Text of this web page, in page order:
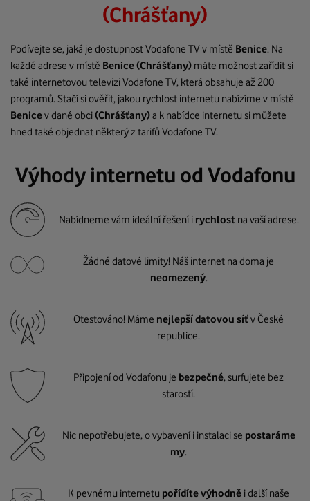
(Chrášťany)
Podívejte se, jaká je dostupnost Vodafone TV v místě Benice. Na
každé adrese v místě Benice(Chrášťany) máte možnost zařídit si
také internetovou televizi Vodafone TV, která obsahuje až 200
programů. Stačí si ověřit, jakou rychlost internetu nabízíme v místě
Benicev dané obci(Chrášťany)a k nabídce internetu si můžete
hned také objednat některý z tarifů Vodafone TV.
Výhody internetu od Vodafonu
Nabídneme vám ideální řešení i rychlost na vaší adrese.
Žádné datové limity! Náš internet na doma je
neomezený.
Otestováno! Máme nejlepší datovou síťv České
republice.
Připojení od Vodafonu je bezpečné, surfujete bez
starostí.
Nic nepotřebujete, o vybavení i instalaci se postaráme
my.
K pevnému internetu pořídíte výhodně i další naše